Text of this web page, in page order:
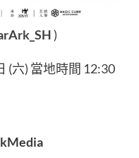
)
(六) 當地時間 12:30